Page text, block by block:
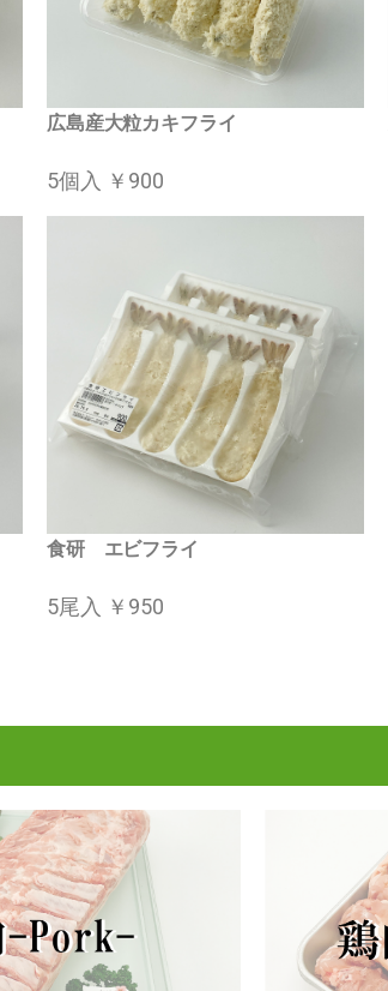
広島産大粒カキフライ
5個入 ￥900
食研 エビフライ
5尾入 ￥950